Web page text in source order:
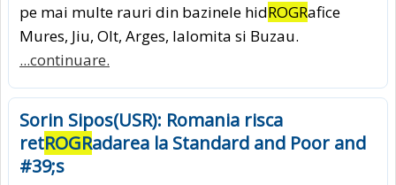
pe mai multe rauri din bazinele hidROGRafice
Mures, Jiu, Olt, Arges, Ialomita si Buzau.
...continuare.
Sorin Sipos(USR): Romania risca
retROGRadarea la Standard and Poor and
#39;s